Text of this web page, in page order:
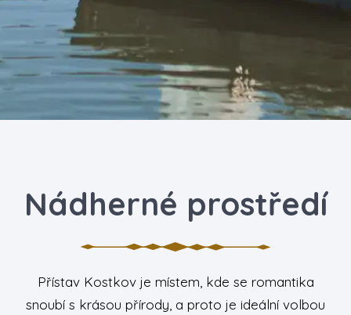
Nádherné prostředí
Přístav Kostkov je místem, kde se romantika
snoubí s krásou přírody, a proto je ideální volbou